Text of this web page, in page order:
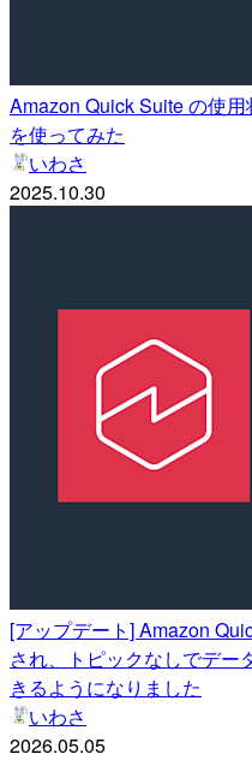
Amazon Quick Suite の使
を使ってみた
いわさ
2025.10.30
[アップデート] Amazon
され、トピックなしでデー
きるようになりました
いわさ
2026.05.05